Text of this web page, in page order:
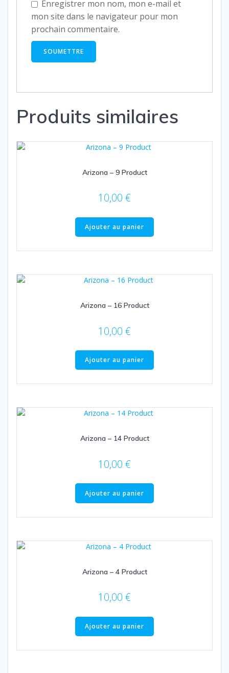
Enregistrer mon nom, mon e-mail et
mon site dans le navigateur pour mon
prochain commentaire.
Produits similaires
Arizona – 9 Product
10,00 €
Ajouter au panier
Arizona – 16 Product
10,00 €
Ajouter au panier
Arizona – 14 Product
10,00 €
Ajouter au panier
Arizona – 4 Product
10,00 €
Ajouter au panier